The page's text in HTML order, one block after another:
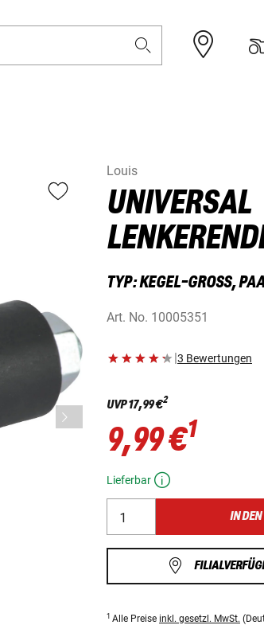
Louis
UNIVERSAL
TYP: KEGEL-GROSS,
Art. No. 10005351
|3 Bewertungen
UVP17,99 €2
9,99 €1
Lieferbar
IN
1 Alle Preise inkl. gesetzl. MwSt.